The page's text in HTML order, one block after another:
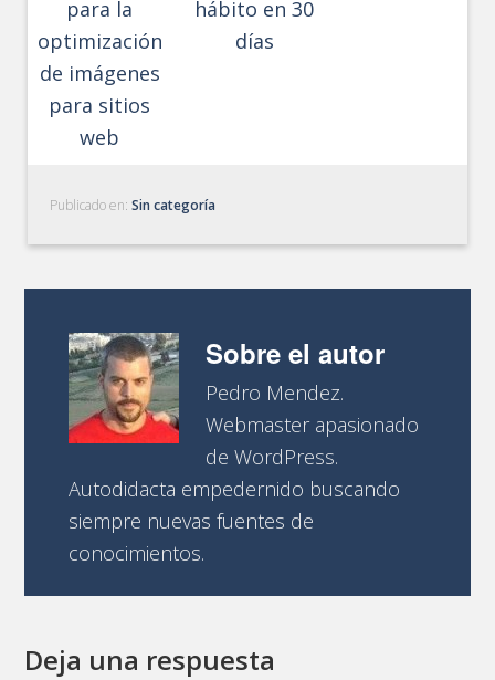
para la
optimización
de imágenes
para sitios
web
hábito en 30
días
Publicado en:Sin categoría
Sobre el autor
Pedro Mendez.
Webmaster apasionado
de WordPress.
Autodidacta empedernido buscando
siempre nuevas fuentes de
conocimientos.
Deja una respuesta